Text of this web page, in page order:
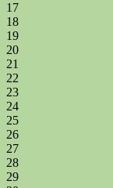
17
18
19
20
21
22
23
24
25
26
27
28
29